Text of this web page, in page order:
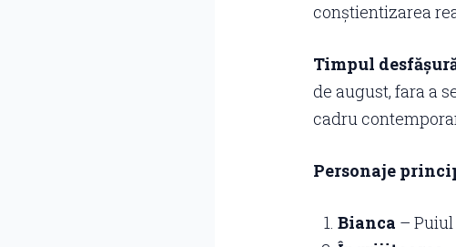
conștientizarea
Timpul
de august, fara a
cadru
Personaje
Bianca –